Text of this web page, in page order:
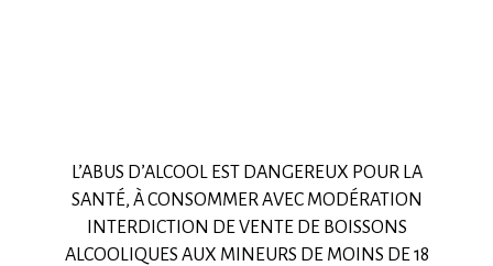
L’ABUS D’ALCOOL EST DANGEREUX POUR LA
SANTÉ, À CONSOMMER AVEC MODÉRATION
INTERDICTION DE VENTE DE BOISSONS
ALCOOLIQUES AUX MINEURS DE MOINS DE 18